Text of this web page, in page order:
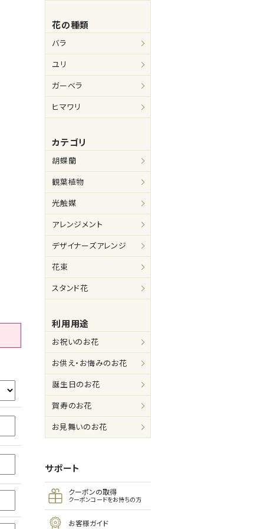
花の種類
バラ
ユリ
ガーベラ
ヒマワリ
カテゴリ
胡蝶蘭
観葉植物
光触媒
アレンジメント
デザイナーズアレンジ
花束
スタンド花
利用用途
お祝いのお花
お供え・お悔みのお花
誕生日のお花
賀寿のお花
お見舞いのお花
サポート
クーポンの取得
クーポンコードをお持ちの方
お客様ガイド